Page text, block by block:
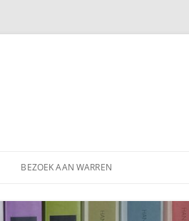
BEZOEK AAN WARREN